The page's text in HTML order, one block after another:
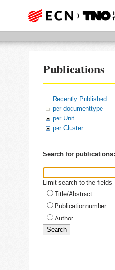
Publications
Recently Published
per documenttype
per Unit
per Cluster
Search for publications:
Limit search to the fields
Title/Abstract
Publicationnumber
Author